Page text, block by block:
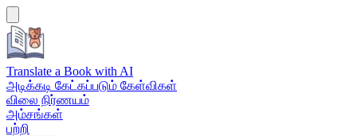
Translate a Book with AI
அடிக்கடி கேட்கப்படும் கேள்விகள்
விலை நிர்ணயம்
அம்சங்கள்
பற்றி